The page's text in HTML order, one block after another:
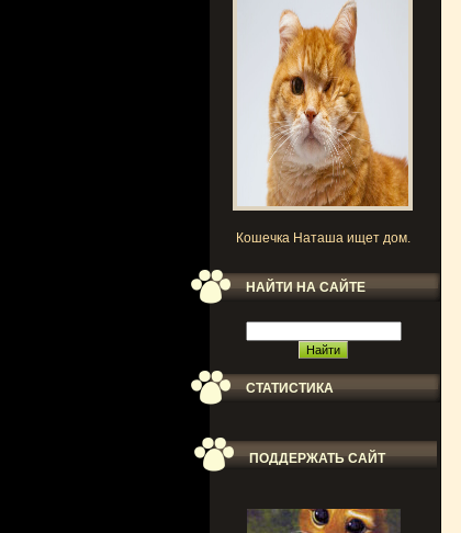
Кошечка Наташа ищет дом.
НАЙТИ НА САЙТЕ
СТАТИСТИКА
ПОДДЕРЖАТЬ САЙТ